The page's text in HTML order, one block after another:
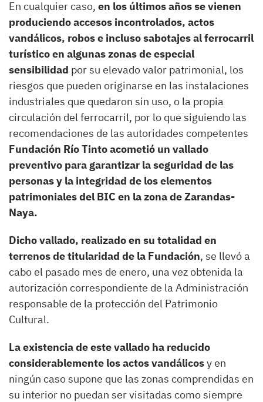
En cualquier caso, en los últimos años se vienen
produciendo accesos incontrolados, actos
vandálicos, robos e incluso sabotajes al ferrocarril
turístico en algunas zonas de especial
sensibilidad por su elevado valor patrimonial, los
riesgos que pueden originarse en las instalaciones
industriales que quedaron sin uso, o la propia
circulación del ferrocarril, por lo que siguiendo las
recomendaciones de las autoridades competentes
Fundación Río Tinto acometió un vallado
preventivo para garantizar la seguridad de las
personas y la integridad de los elementos
patrimoniales del BIC en la zona de Zarandas-
Naya.
Dicho vallado, realizado en su totalidad en
terrenos de titularidad de la Fundación, se llevó a
cabo el pasado mes de enero, una vez obtenida la
autorización correspondiente de la Administración
responsable de la protección del Patrimonio
Cultural.
La existencia de este vallado ha reducido
considerablemente los actos vandálicosy en
ningún caso supone que las zonas comprendidas en
su interior no puedan ser visitadas como siempre